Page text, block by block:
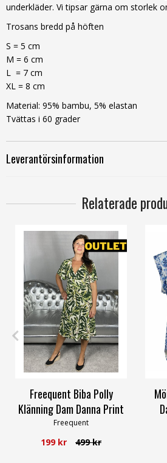
underkläder. Vi tipsar gärna om storlek
Trosans bredd på höften
S = 5 cm
M = 6 cm
L = 7 cm
XL = 8 cm
Material: 95% bambu, 5% elastan
Tvättas i 60 grader
Leverantörsinformation
Relaterade
S
Freequent Biba Polly
Klänning Dam Danna Print
Freequent
199 kr 499 kr